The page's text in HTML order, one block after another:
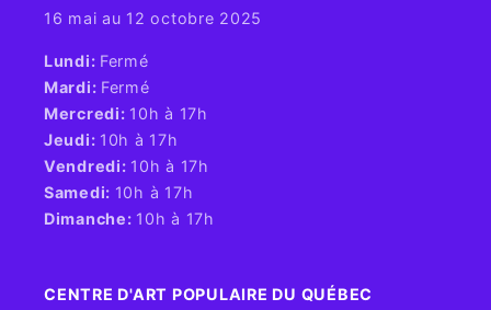
16 mai au 12 octobre 2025
​Lundi: Fermé
Mardi: Fermé
Mercredi: 10h à 17h
Jeudi: 10h à 17h
Vendredi: 10h à 17h
Samedi: 10h à 17h
Dimanche: 10h à 17h
CENTRE D'ART POPULAIRE DU QUÉBEC